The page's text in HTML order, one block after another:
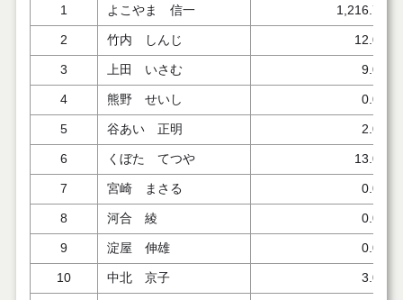
1 よこやま 信一 1,216.759
2 竹内 しんじ 12.000
3 上田 いさむ 9.000
4 熊野 せいし 0.000
5 谷あい 正明 2.000
6 くぼた てつや 13.000
7 宮崎 まさる 0.000
8 河合 綾 0.000
9 淀屋 伸雄 0.000
10 中北 京子 3.000